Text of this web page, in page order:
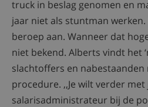
truck in beslag genomen en
jaar niet als stuntman
beroep aan. Wanneer dat
niet bekend. Alberts vindt het
slachtoffers en
procedure. ,,Je wilt verder met
salarisadministrateur bij de